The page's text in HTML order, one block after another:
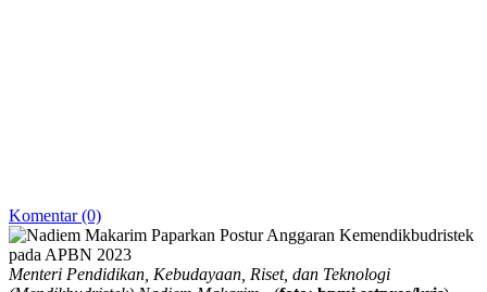
Komentar (0)
Menteri Pendidikan, Kebudayaan, Riset, dan Teknologi